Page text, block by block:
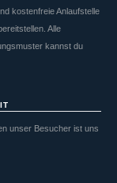
kostenfreie Anlaufstelle
Alle
kannst du
unser Besucher ist uns